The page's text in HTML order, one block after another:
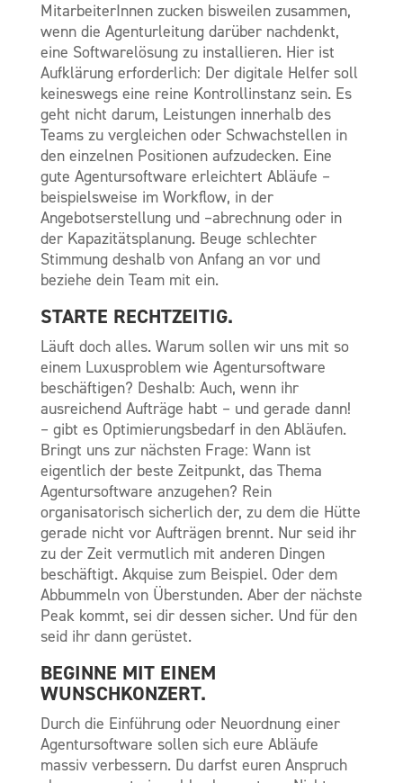
MitarbeiterInnen zucken bisweilen zusammen,
wenn die Agenturleitung darüber nachdenkt,
eine Softwarelösung zu installieren. Hier ist
Aufklärung erforderlich: Der digitale Helfer soll
keineswegs eine reine Kontrollinstanz sein. Es
geht nicht darum, Leistungen innerhalb des
Teams zu vergleichen oder Schwachstellen in
den einzelnen Positionen aufzudecken. Eine
gute Agentursoftware erleichtert Abläufe –
beispielsweise im Workflow, in der
Angebotserstellung und –abrechnung oder in
der Kapazitätsplanung. Beuge schlechter
Stimmung deshalb von Anfang an vor und
beziehe dein Team mit ein.
STARTE RECHTZEITIG.
Läuft doch alles. Warum sollen wir uns mit so
einem Luxusproblem wie Agentursoftware
beschäftigen? Deshalb: Auch, wenn ihr
ausreichend Aufträge habt – und gerade dann!
– gibt es Optimierungsbedarf in den Abläufen.
Bringt uns zur nächsten Frage: Wann ist
eigentlich der beste Zeitpunkt, das Thema
Agentursoftware anzugehen? Rein
organisatorisch sicherlich der, zu dem die Hütte
gerade nicht vor Aufträgen brennt. Nur seid ihr
zu der Zeit vermutlich mit anderen Dingen
beschäftigt. Akquise zum Beispiel. Oder dem
Abbummeln von Überstunden. Aber der nächste
Peak kommt, sei dir dessen sicher. Und für den
seid ihr dann gerüstet.
BEGINNE MIT EINEM
WUNSCHKONZERT.
Durch die Einführung oder Neuordnung einer
Agentursoftware sollen sich eure Abläufe
massiv verbessern. Du darfst euren Anspruch